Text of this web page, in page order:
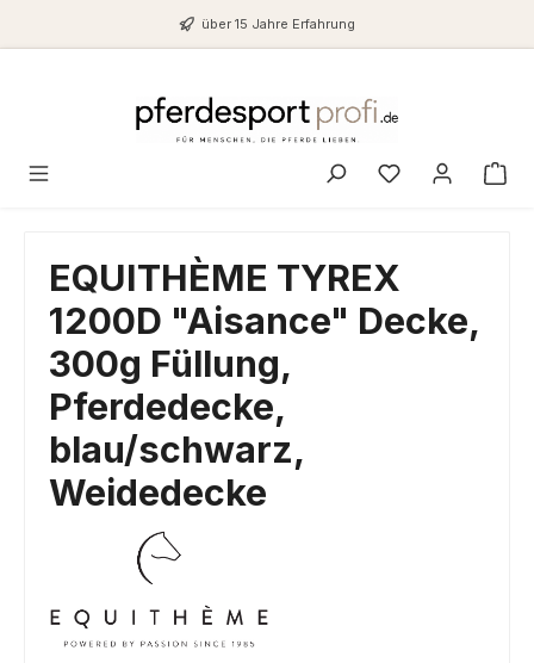
Zum Hauptinhalt springenüber 15 Jahre Erfahrung
Du hast 0
EQUITHÈME TYREX
1200D "Aisance" Decke,
300g Füllung,
Pferdedecke,
blau/schwarz,
Weidedecke